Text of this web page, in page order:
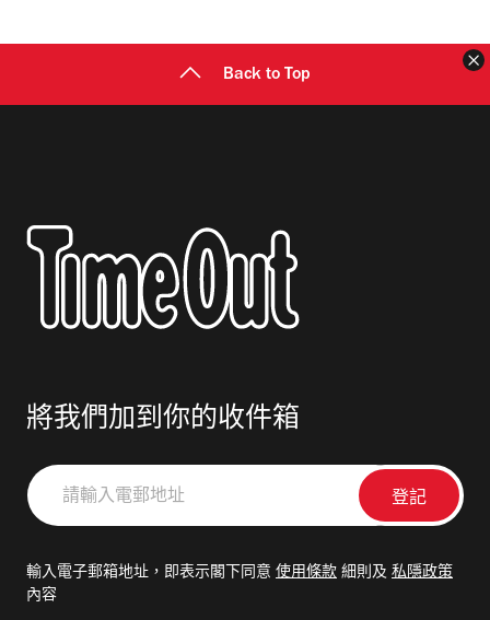
Back to Top
將我們加到你的收件箱
請
輸
郵
輸入電子郵箱地址，即表示閣下同意 使用條款 細則及 私隱政策
內容